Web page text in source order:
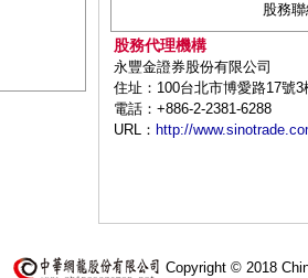
股務
股務代理機構
永豐金證券股份有限公司
住址：100台北市博愛路17號3
電話：+886-2-2381-6288
URL： http://
Copyright © 2018